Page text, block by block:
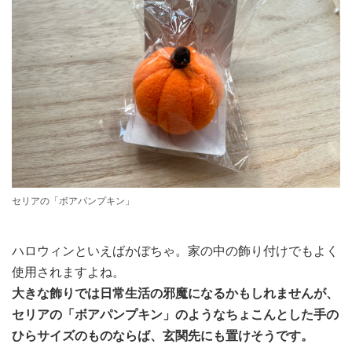
セリアの「ボアパンプキン」
ハロウィンといえばかぼちゃ。家の中の飾り付けでもよく
使用されますよね。
大きな飾りでは日常生活の邪魔になるかもしれませんが、
セリアの「ボアパンプキン」のようなちょこんとした手の
ひらサイズのものならば、玄関先にも置けそうです。